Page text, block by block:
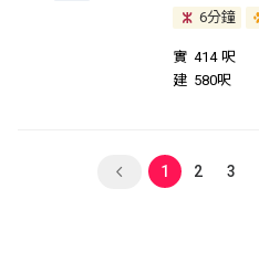
6分鐘
實 414 呎
建 580呎
1 2 3